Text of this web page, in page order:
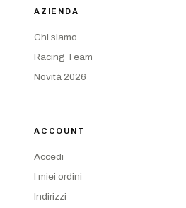
AZIENDA
Chi siamo
Racing Team
Novità 2026
ACCOUNT
Accedi
I miei ordini
Indirizzi